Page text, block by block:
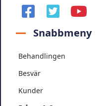
facebook
twitter
Snabbmeny
Behandlingen
Besvär
Kunder